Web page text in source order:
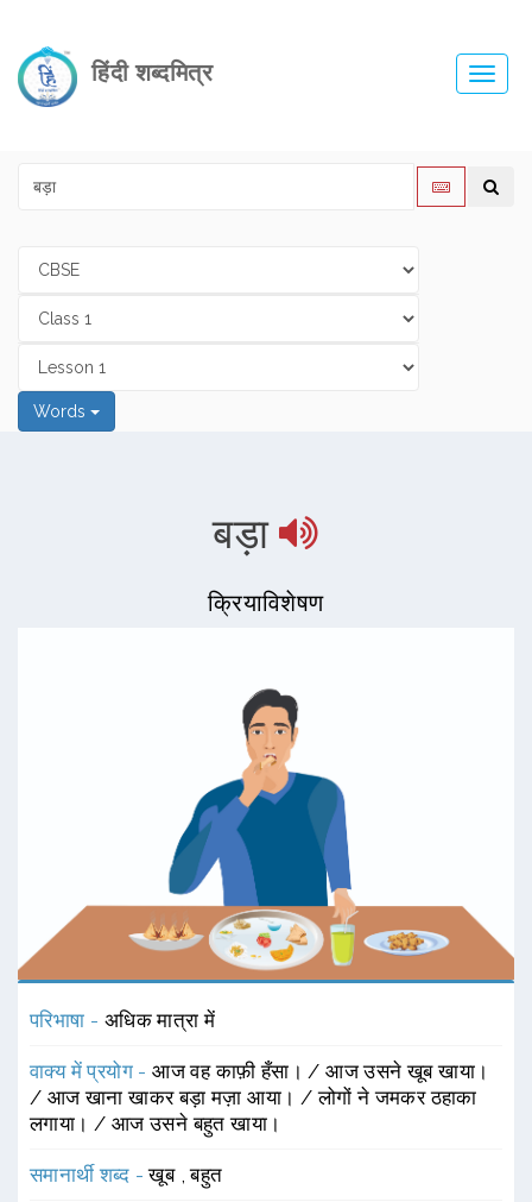
हिंदी शब्दमित्र
Words
बड़ा
क्रियाविशेषण
परिभाषा - अधिक मात्रा में
वाक्य में प्रयोग -आज वह काफ़ी हँसा। / आज उसने खूब खाया।
/ आज खाना खाकर बड़ा मज़ा आया। / लोगों ने जमकर ठहाका
लगाया। / आज उसने बहुत खाया।
समानार्थी शब्द -खूब ,बहुत